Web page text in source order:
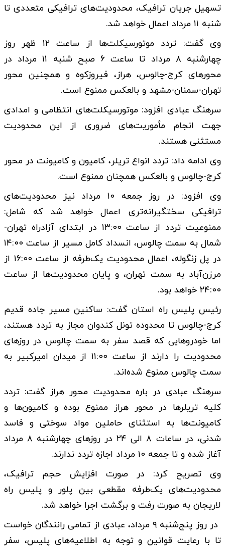
تسهیل جریان ترافیک، محدودیت‌های ترافیکی متعددی تا
شنبه ۱۱ مرداد اعمال خواهد شد.
وی گفت: تردد موتورسیکلت‌ها از ساعت ۱۲ ظهر روز
چهارشنبه ۸ مرداد تا ساعت ۶ صبح شنبه ۱۱ مرداد در
محورهای کرج-چالوس، هراز، فیروزکوه و همچنین محور
تهران-سمنان-مشهد و بالعکس ممنوع است.
سرهنگ عبادی افزود: موتورسیکلت‌های انتظامی و امدادی
جهت انجام مأموریت‌های ضروری از این محدودیت
مستثنی هستند.
وی ادامه داد: تردد انواع تریلر، کامیون و کامیونت در محور
کرج-چالوس و بالعکس همچنان ممنوع است.
وی افزود: در روز جمعه ۱۰ مرداد نیز محدودیت‌های
ترافیکی سختگیرانه‌تری اعمال خواهد شد که شامل:
ممنوعیت تردد از ساعت ۱۳:۰۰ در ابتدای آزادراه تهران-
شمال به سمت چالوس، انسداد کامل مسیر از ساعت ۱۴:۰۰
در پل زنگوله، اعمال محدودیت یک‌طرفه از ساعت ۱۶:۰۰ از
مرزن‌آباد به سمت تهران، و پایان محدودیت‌ها از ساعت
۲۴:۰۰ خواهد بود.
رئیس پلیس راه استان گفت: ساکنین مسیر جاده قدیم
کرج-چالوس تا محدوده تونل کندوان مجاز به تردد هستند،
اما خودروهایی که قصد سفر به سمت چالوس در روزهای
محدودیت را دارند از ساعت ۱۱:۰۰ از میدان امیرکبیر به
سمت چالوس ممنوع شده‌اند.
سرهنگ عبادی در باره محدودیت محور هراز گفت: تردد
کلیه تریلرها در محور هراز ممنوع بوده و کامیون‌ها و
کامیونت‌ها به استثنای حاملین مواد سوختی و فاسد
شدنی، در ساعات ۸ الی ۲۴ در روزهای چهارشنبه ۸ مرداد
آغاز شده و تا جمعه ۱۰ مرداد اجازه تردد ندارند.
وی تصریح کرد: در صورت افزایش حجم ترافیک،
محدودیت‌های یک‌طرفه مقطعی بین پلور و پلیس راه
لاریجان به صورت رفت و برگشت اجرا خواهد شد.
در روز پنج‌شنبه ۹ مرداد، عبادی از تمامی رانندگان خواست
تا با رعایت قوانین و توجه به اطلاعیه‌های پلیس، سفر